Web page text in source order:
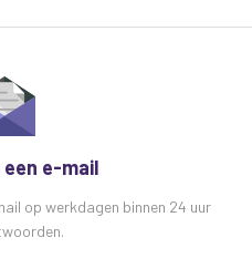
e-mail
op werkdagen binnen 24 uur